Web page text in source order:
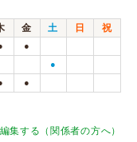
金 土 日
祝
●
●
●
集する（関係者の方へ）